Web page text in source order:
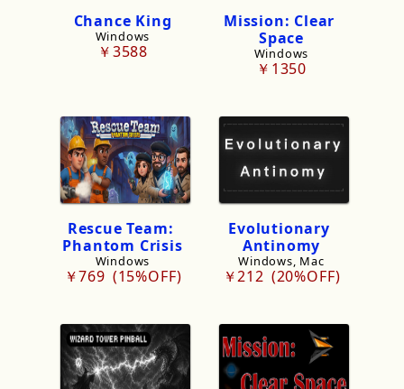
Chance King
Windows
￥3588
Mission: Clear
Space
Windows
￥1350
Rescue Team:
Phantom Crisis
Windows
￥769 15%OFF
Evolutionary
Antinomy
Windows, Mac
￥212 20%OFF